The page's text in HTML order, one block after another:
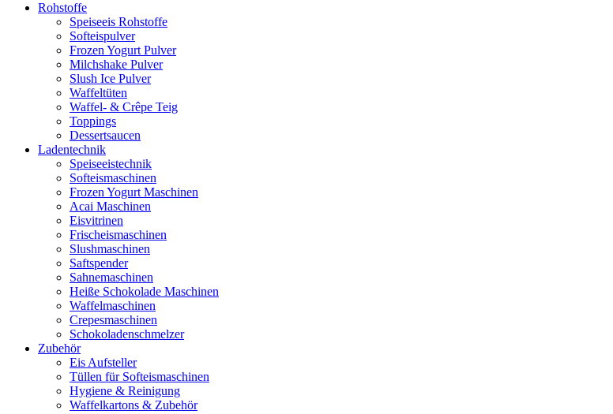
Rohstoffe
Speiseeis Rohstoffe
Softeispulver
Frozen Yogurt Pulver
Milchshake Pulver
Slush Ice Pulver
Waffeltüten
Waffel- & Crêpe Teig
Toppings
Dessertsaucen
Ladentechnik
Speiseeistechnik
Softeismaschinen
Frozen Yogurt Maschinen
Acai Maschinen
Eisvitrinen
Frischeismaschinen
Slushmaschinen
Saftspender
Sahnemaschinen
Heiße Schokolade Maschinen
Waffelmaschinen
Crepesmaschinen
Schokoladenschmelzer
Zubehör
Eis Aufsteller
Tüllen für Softeismaschinen
Hygiene & Reinigung
Waffelkartons & Zubehör